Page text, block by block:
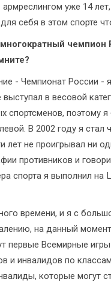
уже 14
себя в этом спорте
- Чемпионат России -
в весовой
поэтому
В 2002 году я
лет не проигрывал ни
противников и
спорта я выполнил
времени, и я с
на данный
первые Всемирные
и инвалидов по
которые могут